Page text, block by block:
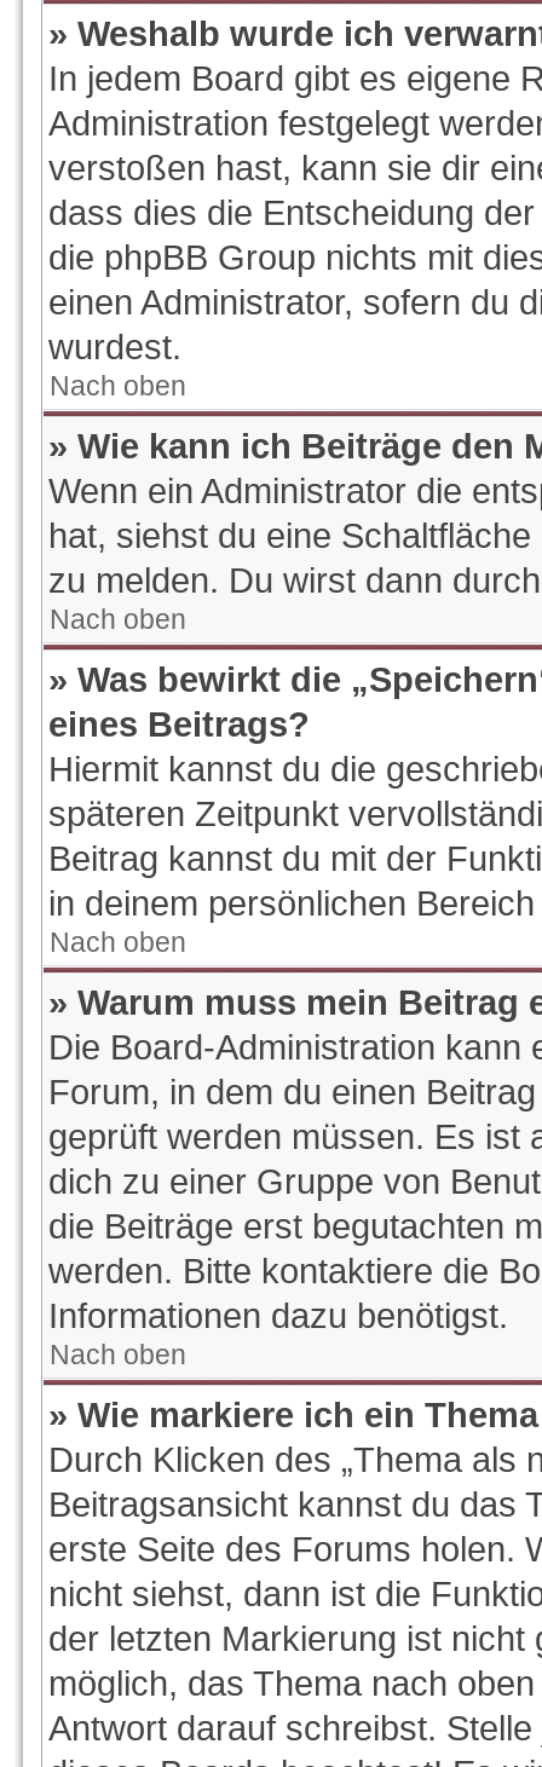
» Weshalb wurde ich
In jedem Board gibt es eigene
Administration festgelegt
verstoßen hast, kann sie dir
dass dies die Entscheidung
die phpBB Group nichts mit
einen Administrator, sofern du
wurdest.
Nach oben
» Wie kann ich Beiträge den
Wenn ein Administrator die
hat, siehst du eine
zu melden. Du wirst dann
Nach oben
» Was bewirkt die
eines Beitrags?
Hiermit kannst du die
späteren Zeitpunkt
Beitrag kannst du mit der
in deinem persönlichen
Nach oben
» Warum muss mein Beitrag
Die Board-Administration kann
Forum, in dem du einen
geprüft werden müssen. Es ist
dich zu einer Gruppe von
die Beiträge erst begutachten
werden. Bitte kontaktiere die
Informationen dazu benötigst.
Nach oben
» Wie markiere ich ein
Durch Klicken des „Thema als
Beitragsansicht kannst du das
erste Seite des Forums holen.
nicht siehst, dann ist die
der letzten Markierung ist
möglich, das Thema nach
Antwort darauf schreibst.